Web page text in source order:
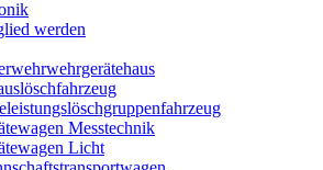
werden
Messtechnik
Licht